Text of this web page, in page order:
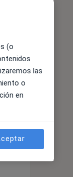
(o
las
o
en